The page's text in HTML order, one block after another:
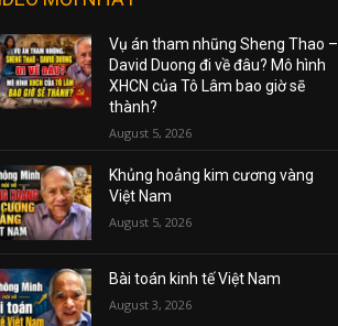
Vụ án tham nhũng Sheng Thao –
David Duong đi về đâu? Mô hình
XHCN của Tô Lâm bao giờ sẽ
thành?
August 5, 2026
Khủng hoảng kim cương vàng
Việt Nam
August 5, 2026
Bài toán kinh tế Việt Nam
August 3, 2026